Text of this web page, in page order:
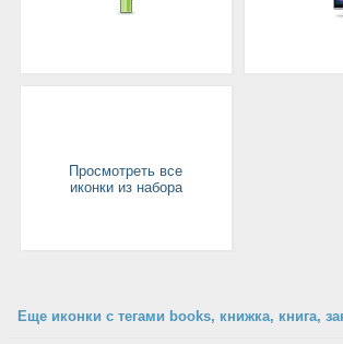
Просмотреть все
иконки из набора
Еще иконки с тегами books, книжка, книга,